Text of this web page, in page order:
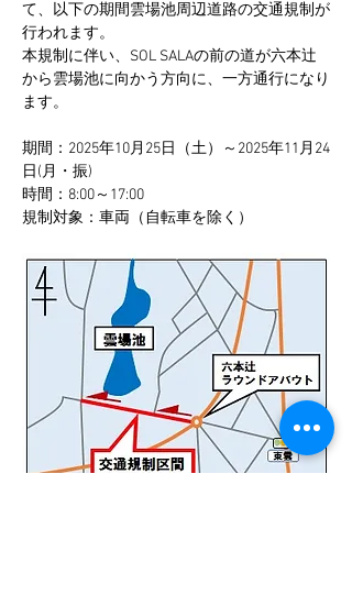
て、以下の期間雲場池周辺道路の交通規制が
行われます。
本規制に伴い、SOL SALAの前の道が六本辻
から雲場池に向かう方向に、一方通行になり
ます。
期間：2025年10月25日（土）～2025年11月24
日(月・振)
時間：8:00～17:00
規制対象：車両（自転車を除く）